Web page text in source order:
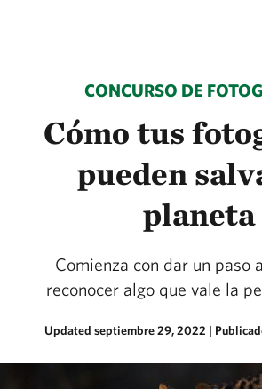
CONCURSO DE
Cómo tus
pueden
planeta
Comienza con dar un paso
reconocer algo que vale la
Updated septiembre 29, 2022 |